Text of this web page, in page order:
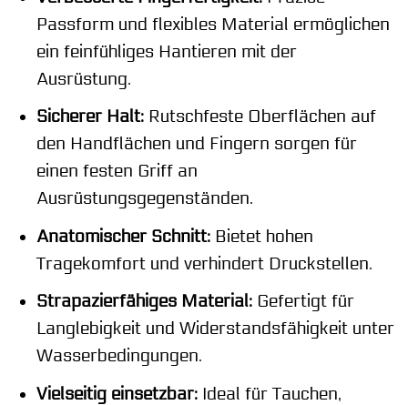
Passform und flexibles Material ermöglichen
ein feinfühliges Hantieren mit der
Ausrüstung.
Sicherer Halt:Rutschfeste Oberflächen auf
den Handflächen und Fingern sorgen für
einen festen Griff an
Ausrüstungsgegenständen.
Anatomischer Schnitt:Bietet hohen
Tragekomfort und verhindert Druckstellen.
Strapazierfähiges Material:Gefertigt für
Langlebigkeit und Widerstandsfähigkeit unter
Wasserbedingungen.
Vielseitig einsetzbar:Ideal für Tauchen,